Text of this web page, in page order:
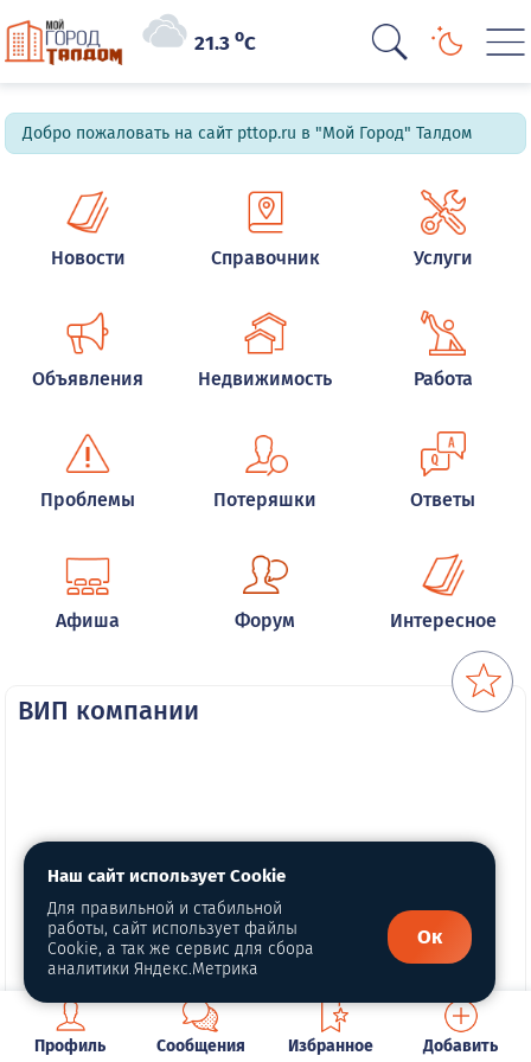
21.3oC
Добро пожаловать на сайт pttop.ru в "Мой Город" Талдом
Новости Справочник Услуги
Объявления Недвижимость Работа
Проблемы Потеряшки Ответы
Афиша Форум Интересное
ВИП компании
Профиль Сообщения Избранное Добавить
Наш сайт использует Cookie
Для правильной и стабильной
работы, сайт использует файлы
Cookie, а так же сервис для сбора
аналитики Яндекс.Метрика
Ок